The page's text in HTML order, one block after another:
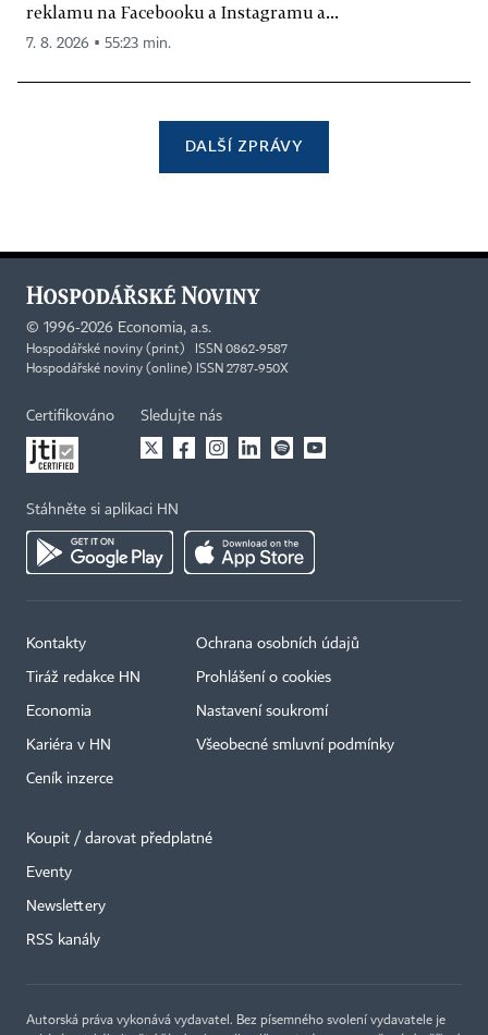
reklamu na Facebooku a Instagramu a...
7. 8. 2026 ▪ 55:23 min.
DALŠÍ ZPRÁVY
© 1996-2026 Economia, a.s.
Hospodářské noviny (print) ISSN 0862-9587
Hospodářské noviny (online) ISSN 2787-950X
Certifikováno Sledujte nás
Stáhněte si aplikaci HN
Kontakty
Tiráž redakce HN
Economia
Kariéra v HN
Ceník inzerce
Ochrana osobních údajů
Prohlášení o cookies
Nastavení soukromí
Všeobecné smluvní podmínky
Koupit / darovat předplatné
Eventy
Newslettery
RSS kanály
Autorská práva vykonává vydavatel. Bez písemného svolení vydavatele je